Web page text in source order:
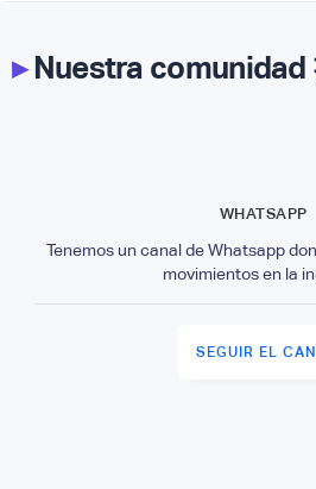
▸Nuestra comunidad
WHATSAPP
Tenemos un canal de Whatsapp
movimientos en la
SEGUIR EL